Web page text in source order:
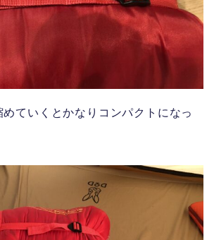
めていくとかなりコンパクトになっ